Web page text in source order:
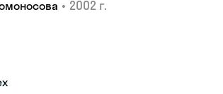
• 2002 г.